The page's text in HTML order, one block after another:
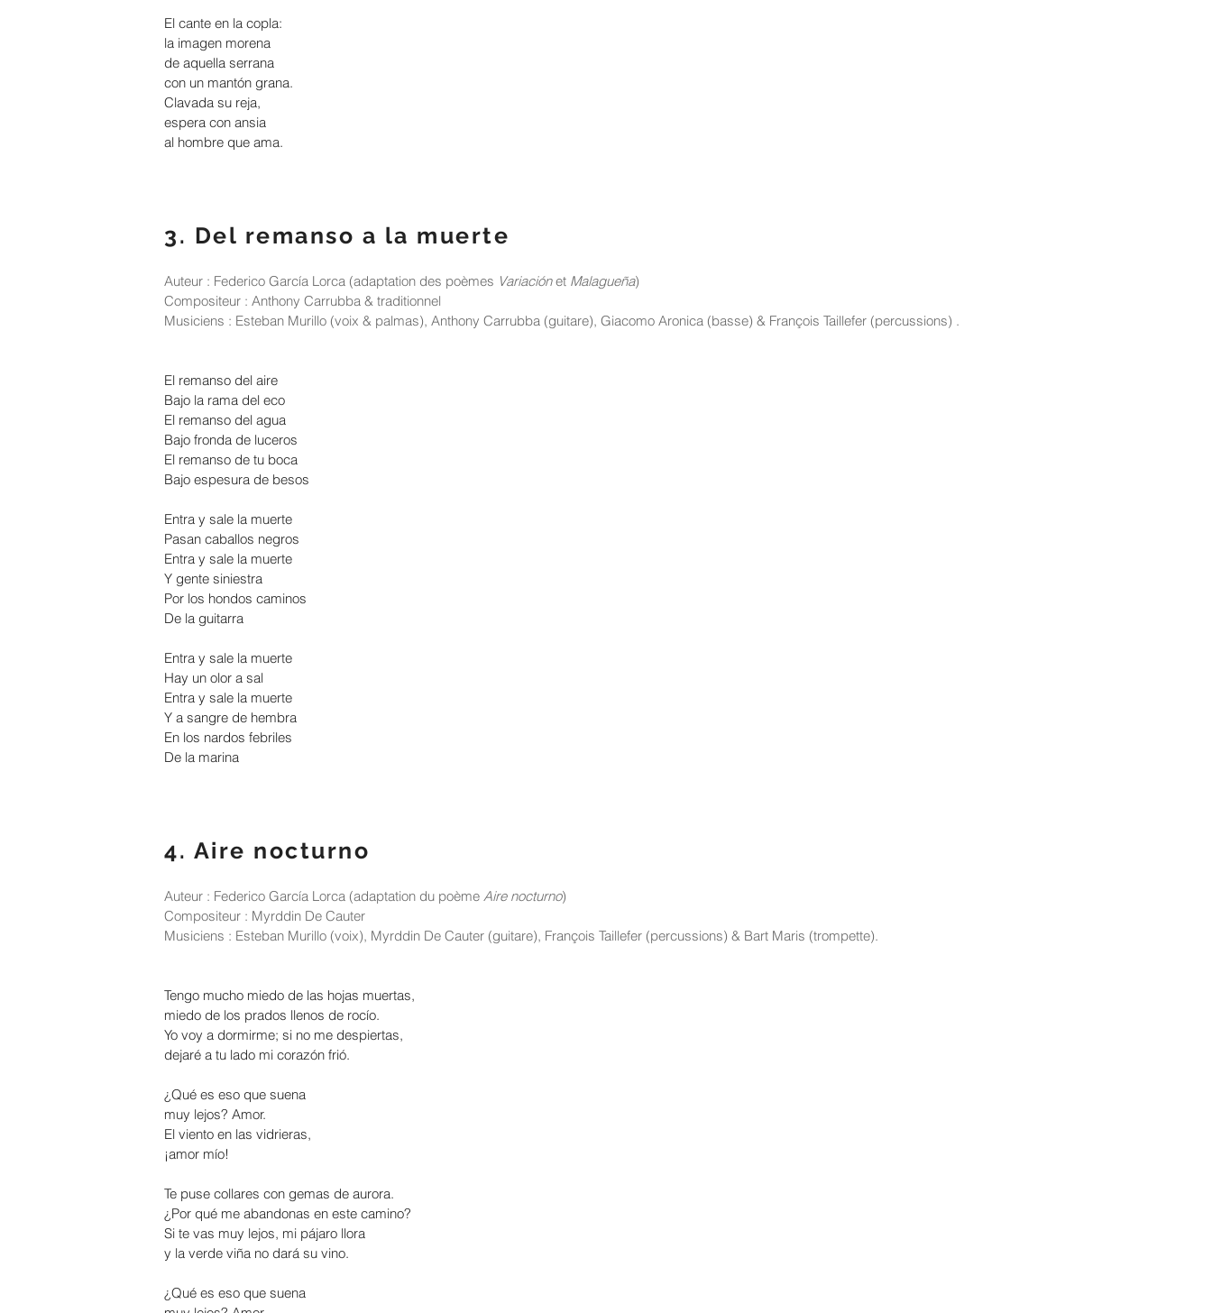
El cante en la copla:
la imagen morena
de aquella serrana
con un mantón grana.
Clavada su reja,
espera con ansia
al hombre que ama.
Auteur : Federico García Lorca (adaptation des poèmes Variaciónet Malagueña)
Compositeur : Anthony Carrubba & traditionnel
Musiciens : Esteban Murillo (voix & palmas), Anthony Carrubba (guitare), Giacomo Aronica (basse) & François Taillefer (percussions) .
El remanso del aire
Bajo la rama del eco
El remanso del agua
Bajo fronda de luceros
El remanso de tu boca
Bajo espesura de besos
Entra y sale la muerte
Pasan caballos negros
Entra y sale la muerte
Y gente siniestra
Por los hondos caminos
De la guitarra
Entra y sale la muerte
Hay un olor a sal
Entra y sale la muerte
Y a sangre de hembra
En los nardos febriles
De la marina
Auteur : Federico García Lorca (adaptation du poème Aire nocturno)
Compositeur : Myrddin De Cauter
Musiciens : Esteban Murillo (voix), Myrddin De Cauter (guitare), François Taillefer (percussions) & Bart Maris (trompette).
Tengo mucho miedo de las hojas muertas,
miedo de los prados llenos de rocío.
Yo voy a dormirme; si no me despiertas,
dejaré a tu lado mi corazón frió.
¿Qué es eso que suena
muy lejos? Amor.
El viento en las vidrieras,
¡amor mío!
Te puse collares con gemas de aurora.
¿Por qué me abandonas en este camino?
Si te vas muy lejos, mi pájaro llora
y la verde viña no dará su vino.
¿Qué es eso que suena
3. Del remanso a la muerte
4. Aire nocturno